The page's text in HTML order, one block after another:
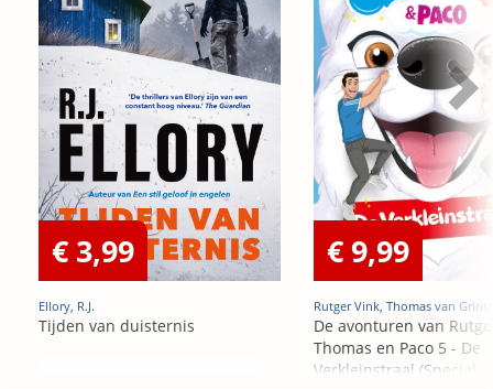
€ 3,99
Ellory, R.J.
Tijden van duisternis
€ 9,99
Rutger Vink, Thomas van
De avonturen van
Thomas en Paco 5 - De
Verkleinstraal (Special